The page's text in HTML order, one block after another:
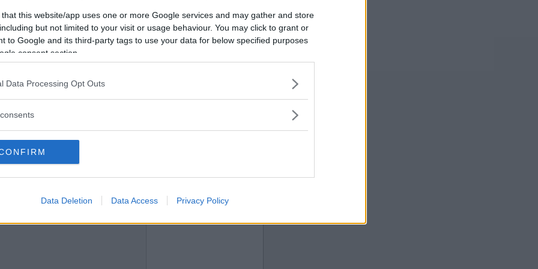
that this website/app uses one or more Google services and may gather and store
but not limited to your visit or usage behaviour. You may click to grant or
to Google and its third-party tags to use your data for below specified purposes
consent section.
Data Processing Opt Outs
Data Deletion Data Access Privacy Policy
2018-08-11 12:59
2018-08-11 17:22
medlem?